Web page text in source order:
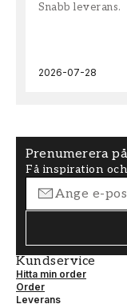
Snabb leverans.
2026-07-28
Prenumerera
Få inspiration
Kundservice
Hitta min order
Order
Leverans